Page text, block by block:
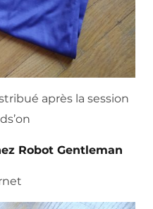
après la session
Robot Gentleman